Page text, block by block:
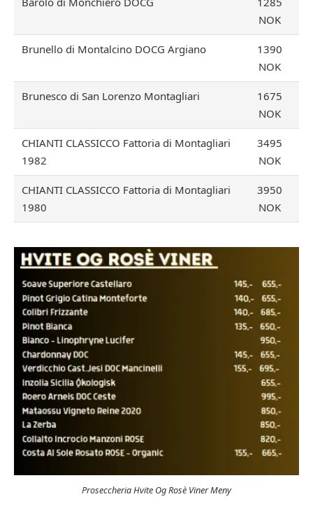
NOK
Brunello di Montalcino DOCG Argiano
1390
NOK
Brunesco di San Lorenzo Montagliari
1675
NOK
CHIANTI CLASSICCO Fattoria di Montagliari
1982
3495
NOK
CHIANTI CLASSICCO Fattoria di Montagliari
1980
3950
NOK
Proseccheria Hvite Og Rosè Viner Meny